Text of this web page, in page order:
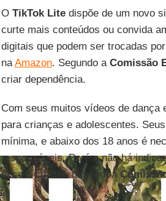
O TikTok Litedispõe de um novo
curte mais conteúdos ou convida
digitais que podem ser trocadas
naAmazon. Segundo a Comissão
criar dependência.
Com seus muitos vídeos de dança
para crianças e adolescentes.
mínima, e abaixo dos 18 anos é
responsáveis. Porém não há
eficaz, criticou também a